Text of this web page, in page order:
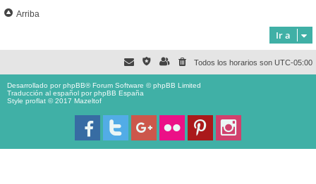
Arriba
Ir a
Todos los horarios son UTC-05:00
Desarrollado porphpBB® Forum Software © phpBB Limited
Traducción al español porphpBB España
Style proflat © 2017 Mazeltof